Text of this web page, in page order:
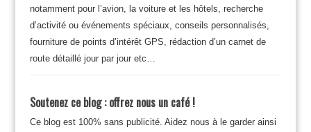
notamment pour l’avion, la voiture et les hôtels, recherche
d’activité ou événements spéciaux, conseils personnalisés,
fourniture de points d’intérêt GPS, rédaction d’un carnet de
route détaillé jour par jour etc…
Soutenez ce blog : offrez nous un café !
Ce blog est 100% sans publicité. Aidez nous à le garder ainsi